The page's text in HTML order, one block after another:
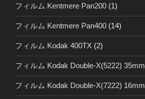
フィルム Kentmere Pan200 (1)
フィルム Kentmere Pan400 (14)
フィルム Kodak 400TX (2)
フィルム Kodak Double-X(5222) 35mm
フィルム Kodak Double-X(7222) 16mm